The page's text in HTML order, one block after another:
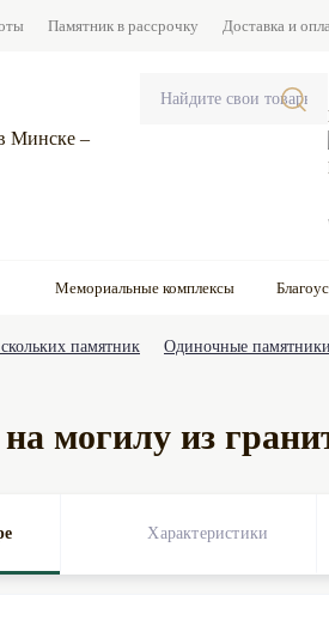
Памятник в рассрочку Доставка и
Мемориальные комплексы
памятник Одиночные памятники
могилу из
Характеристики